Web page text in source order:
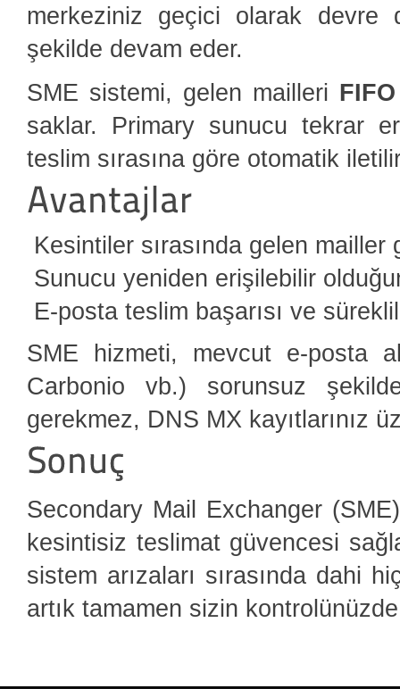
merkeziniz geçici olarak devre
şekilde devam eder.
SME sistemi, gelen mailleri
saklar. Primary sunucu tekrar
teslim sırasına göre otomatik
Kesintiler sırasında gelen
Sunucu yeniden erişilebilir
E-posta teslim başarısı ve
SME hizmeti, mevcut e-posta
Carbonio vb.) sorunsuz
gerekmez, DNS MX kayıtlarınız
Secondary Mail Exchanger
kesintisiz teslimat güvencesi
sistem arızaları sırasında dahi
artık tamamen sizin